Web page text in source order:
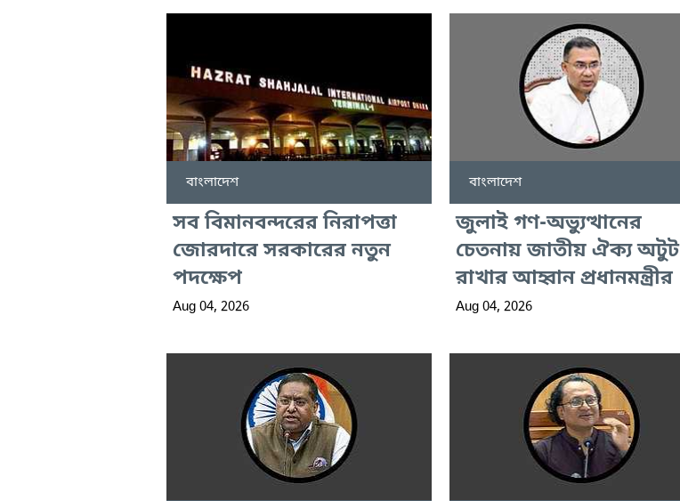
বাংলাদেশ
সব বিমানবন্দরের নিরাপত্তা
জোরদারে সরকারের নতুন
পদক্ষেপ
Aug 04, 2026
বাংলাদেশ
জুলাই গণ-অভ্যুত্থানের
চেতনায় জাতীয় ঐক্য অটুট
রাখার আহ্বান প্রধানমন্ত্রীর
Aug 04, 2026